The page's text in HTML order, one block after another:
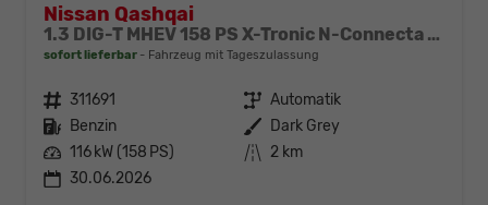
Nissan Qashqai
1.3 DIG-T MHEV 158 PS X-Tronic N-Connecta Teil-Leder PanoGlasdach Klimaautomatik Sitzheizung Lenkradheizung Navi ACC PDC v+h 360°Kamera DAB Bluetooth Touchscreen Apple CarPlay Android Auto 18"LM
sofort lieferbar Fahrzeug mit Tageszulassung
Fahrzeugnr. 311691 Getriebe Automatik
Kraftstoff Benzin Außenfarbe Dark Grey
Leistung 116 kW (158 PS) Kilometerstand 2 km
30.06.2026